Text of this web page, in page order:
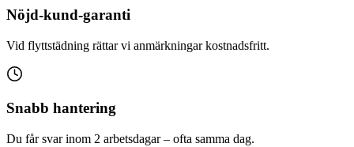
Nöjd-kund-garanti
Vid flyttstädning rättar vi anmärkningar kostnadsfritt.
Snabb hantering
Du får svar inom 2 arbetsdagar – ofta samma dag.